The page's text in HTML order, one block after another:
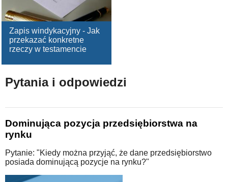
Zapis windykacyjny - Jak
przekazać konkretne
rzeczy w testamencie
Pytania i odpowiedzi
Dominująca pozycja przedsiębiorstwa na
rynku
Pytanie: "Kiedy można przyjąć, że dane przedsiębiorstwo
posiada dominującą pozycje na rynku?"